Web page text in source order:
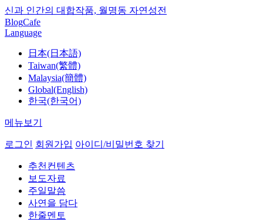
신과 인간의 대합작품, 월명동 자연성전
BlogCafe
Language
日本(日本語)
Taiwan(繁體)
Malaysia(簡體)
Global(English)
한국(한국어)
메뉴보기
로그인 회원가입 아이디/비밀번호 찾기
추천컨텐츠
보도자료
주일말씀
사연을 담다
한줄멘토